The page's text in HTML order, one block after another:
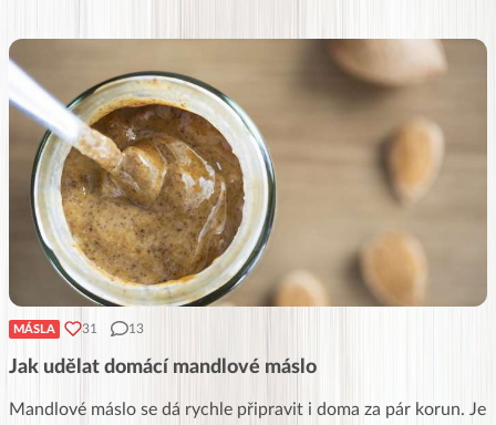
MÁSLA 31 13
Jak udělat domácí mandlové máslo
Mandlové máslo se dá rychle připravit i doma za pár korun. Je